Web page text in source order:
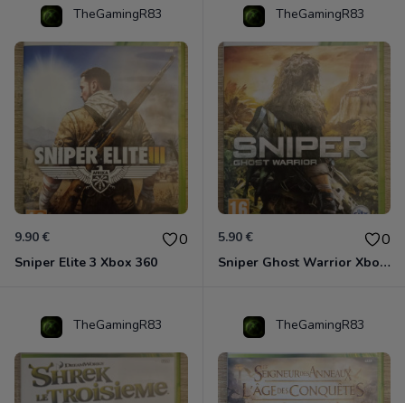
TheGamingR83
9.90 € 0
Sniper Elite 3 Xbox 360
TheGamingR83
5.90 € 0
Sniper Ghost Warrior Xbox 360
TheGamingR83 TheGamingR83